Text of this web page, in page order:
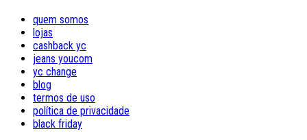
quem somos
lojas
cashback yc
jeans youcom
yc change
blog
termos de uso
política de privacidade
black friday